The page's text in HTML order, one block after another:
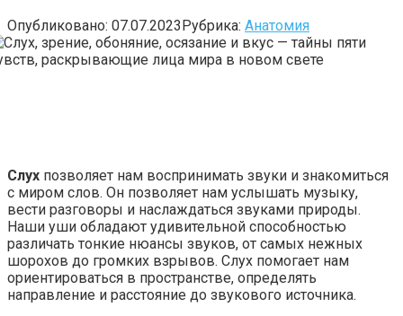
Опубликовано: 07.07.2023Рубрика: Анатомия
Слух позволяет нам воспринимать звуки и знакомиться
с миром слов. Он позволяет нам услышать музыку,
вести разговоры и наслаждаться звуками природы.
Наши уши обладают удивительной способностью
различать тонкие нюансы звуков, от самых нежных
шорохов до громких взрывов. Слух помогает нам
ориентироваться в пространстве, определять
направление и расстояние до звукового источника.